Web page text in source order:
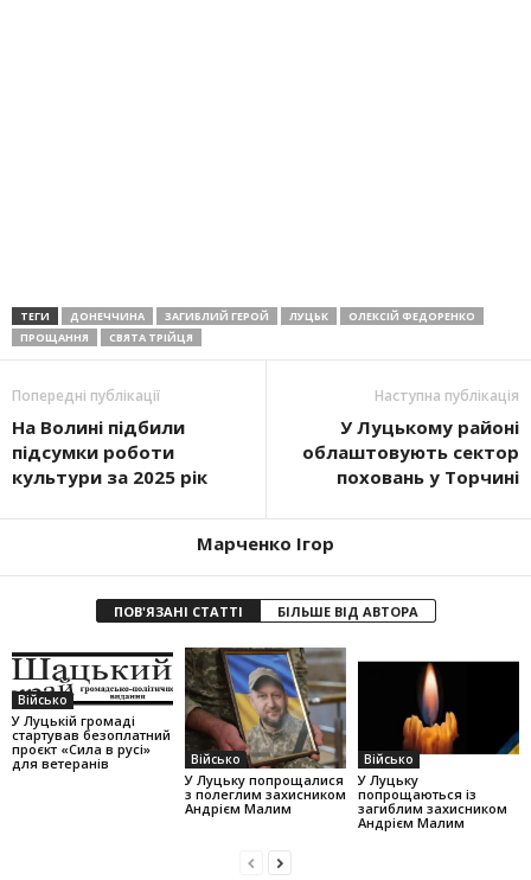
ТЕГИ ДОНЕЧЧИНА ЗАГИБЛИЙ ГЕРОЙ ЛУЦЬК
ОЛЕКСІЙ ФЕДОРЕНКО
ПРОЩАННЯ
СВЯТА ТРІЙЦЯ
Попередні публікації
На Волині підбили
підсумки роботи
культури за 2025 рік
Наступна публікація
У Луцькому районі
облаштовують сектор
поховань у Торчині
Марченко Ігор
ПОВ'ЯЗАНІ СТАТТІ БІЛЬШЕ ВІД АВТОРА
Військо
У Луцькій громаді
стартував безоплатний
проєкт «Сила в русі»
для ветеранів
Військо
У Луцьку попрощалися
з полеглим захисником
Андрієм Малим
Військо
У Луцьку
попрощаються із
загиблим захисником
Андрієм Малим